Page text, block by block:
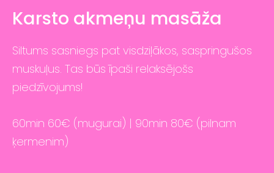
Karsto akmeņu masāža
Siltums sasniegs pat visdziļākos, saspringušos
muskuļus. Tas būs īpaši relaksējošs
piedzīvojums!
60min 60€ (mugurai) | 90min 80€ (pilnam
ķermenim)